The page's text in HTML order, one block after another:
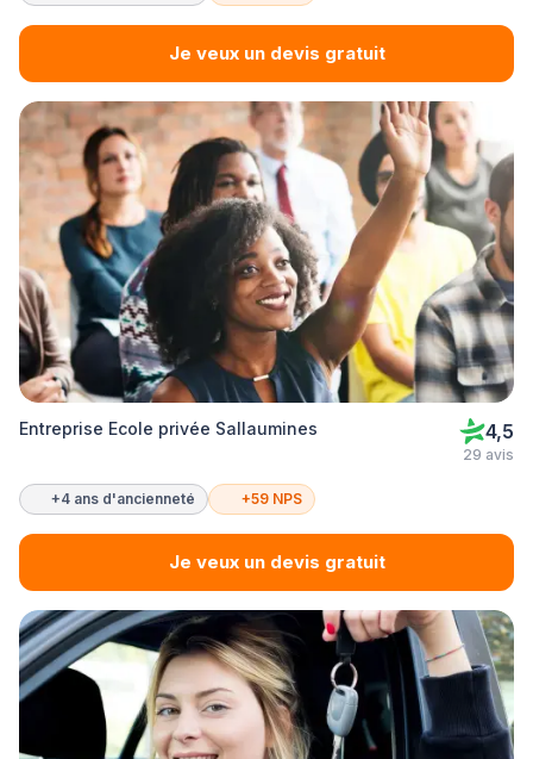
Je veux un devis gratuit
Entreprise Ecole privée Sallaumines 4,5
29 avis
+4 ans d'ancienneté +59 NPS
Je veux un devis gratuit